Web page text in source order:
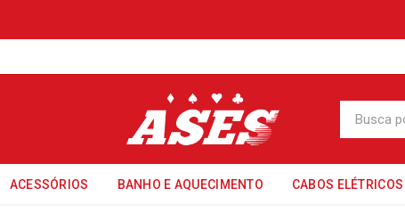
ACESSÓRIOS BANHO E AQUECIMENTO CABOS ELÉTRICOS